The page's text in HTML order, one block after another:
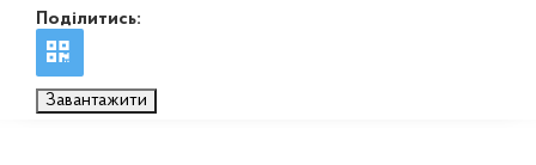
Поділитись:
Завантажити